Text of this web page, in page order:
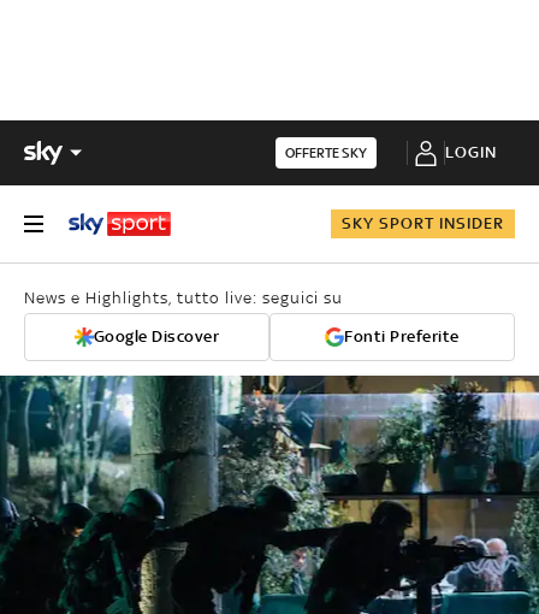
OFFERTE SKY LOGIN
SKY SPORT INSIDER
News e Highlights, tutto live: seguici su
Google Discover Fonti Preferite